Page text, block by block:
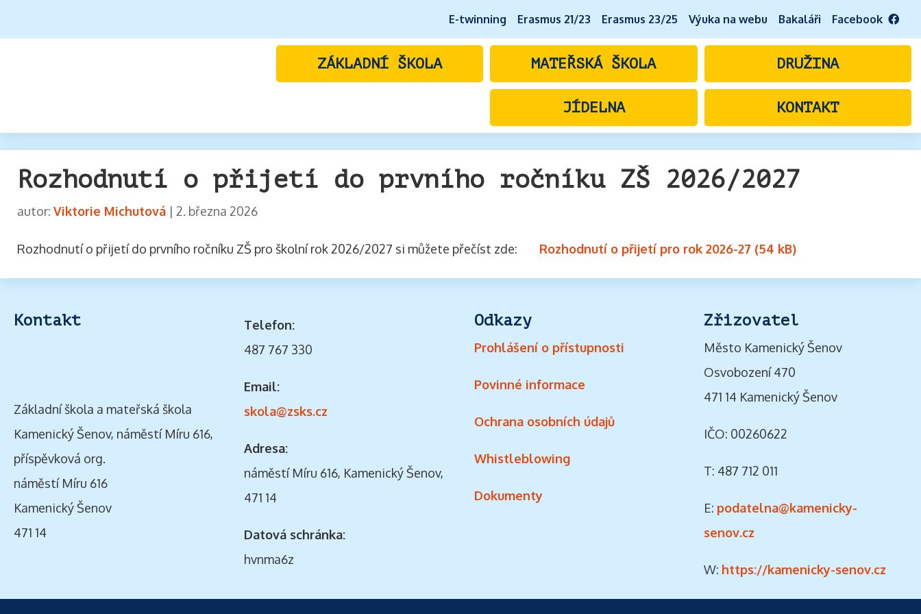
E-twinning Erasmus 21/23 Erasmus 23/25 Výuka na webu Bakaláři Facebook
ZÁKLADNÍ ŠKOLA MATEŘSKÁ ŠKOLA DRUŽINA
JÍDELNA KONTAKT
Rozhodnutí o přijetí do prvního ročníku ZŠ 2026/2027
autor: Viktorie Michutová | 2. března 2026
Rozhodnutí o přijetí do prvního ročníku ZŠ pro školní rok 2026/2027 si můžete přečíst zde: Rozhodnutí o přijetí pro rok 2026-27
Kontakt
Základní škola a mateřská škola
Kamenický Šenov, náměstí Míru 616,
příspěvková org.
náměstí Míru 616
Kamenický Šenov
471 14
Telefon:
487 767 330
Email:
skola@zsks.cz
Adresa:
náměstí Míru 616, Kamenický Šenov,
471 14
Datová schránka:
hvnma6z
Odkazy
Prohlášení o přístupnosti
Povinné informace
Ochrana osobních údajů
Whistleblowing
Dokumenty
Zřizovatel
Město Kamenický Šenov
Osvobození 470
471 14 Kamenický Šenov
IČO: 00260622
T: 487 712 011
E: podatelna@kamenicky-
senov.cz
W: https://kamenicky-senov.cz